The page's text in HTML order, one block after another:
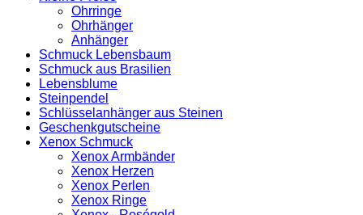
Ohrringe
Ohrhänger
Anhänger
Schmuck Lebensbaum
Schmuck aus Brasilien
Lebensblume
Steinpendel
Schlüsselanhänger aus Steinen
Geschenkgutscheine
Xenox Schmuck
Xenox Armbänder
Xenox Herzen
Xenox Perlen
Xenox Ringe